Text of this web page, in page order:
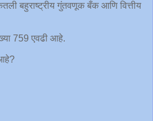
बहुराष्ट्रीय गुंतवणूक बँक आणि वित्तीय
759 एवढी आहे.